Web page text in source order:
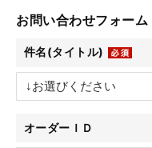
お問い合わせフォーム
件名(タイトル)
オーダーＩＤ